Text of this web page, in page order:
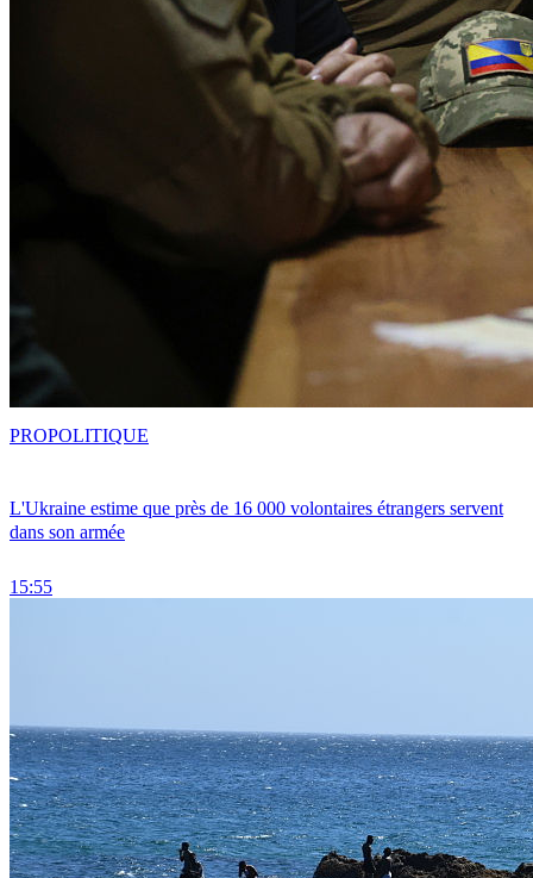
L'Ukraine estime que près de 16 000 volontaires étrangers servent
dans son armée
15:55
PROPOLITIQUE